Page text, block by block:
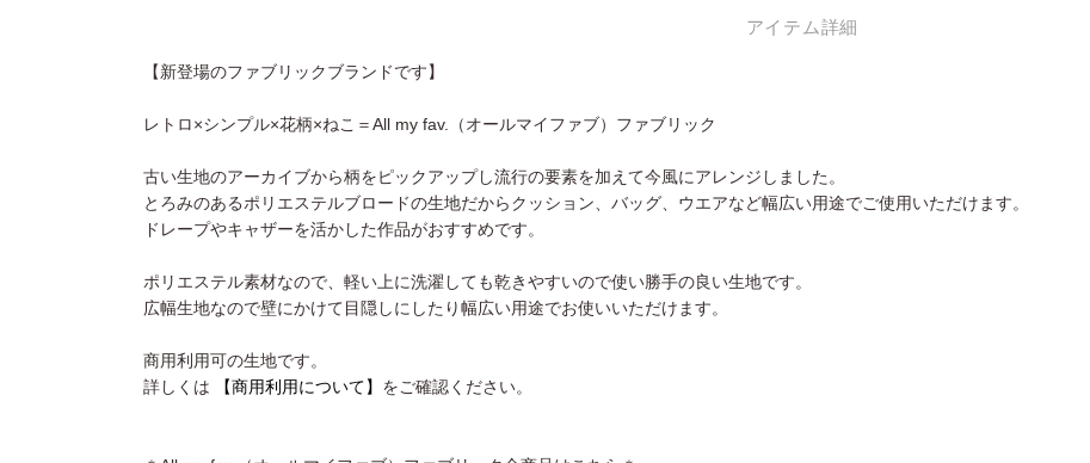
アイテム詳細
【新登場のファブリックブランドです】
レトロ×シンプル×花柄×ねこ＝All my fav.（オールマイファブ）ファブリック
古い生地のアーカイブから柄をピックアップし流行の要素を加えて今風にアレンジしました。
とろみのあるポリエステルブロードの生地だからクッション、バッグ、ウエアなど幅広い用途でご使用いただけます。
ドレープやキャザーを活かした作品がおすすめです。
ポリエステル素材なので、軽い上に洗濯しても乾きやすいので使い勝手の良い生地です。
広幅生地なので壁にかけて目隠しにしたり幅広い用途でお使いいただけます。
商用利用可の生地です。
詳しくは
【商用利用について】 をご確認ください。